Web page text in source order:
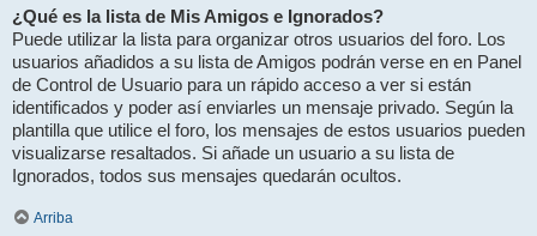
¿Qué es la lista de Mis Amigos e Ignorados?
Puede utilizar la lista para organizar otros usuarios del foro. Los
usuarios añadidos a su lista de Amigos podrán verse en en Panel
de Control de Usuario para un rápido acceso a ver si están
identificados y poder así enviarles un mensaje privado. Según la
plantilla que utilice el foro, los mensajes de estos usuarios pueden
visualizarse resaltados. Si añade un usuario a su lista de
Ignorados, todos sus mensajes quedarán ocultos.
Arriba